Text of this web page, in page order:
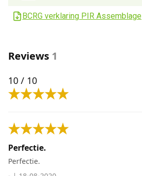
BCRG verklaring PIR Assemblage
Reviews 1
10 / 10
Perfectie.
Perfectie.